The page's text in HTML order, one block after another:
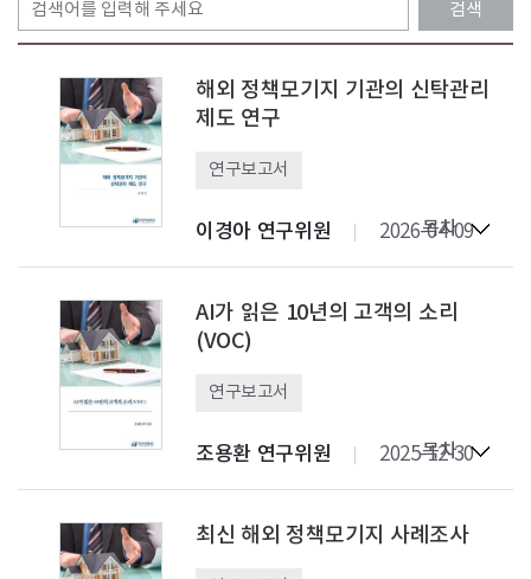
해외 정책모기지 기관의 신탁관리
제도 연구
연구보고서
이경아 연구위원 2026-04-09
목차
AI가 읽은 10년의 고객의 소리
(VOC)
연구보고서
조용환 연구위원 2025-12-30
목차
최신 해외 정책모기지 사례조사